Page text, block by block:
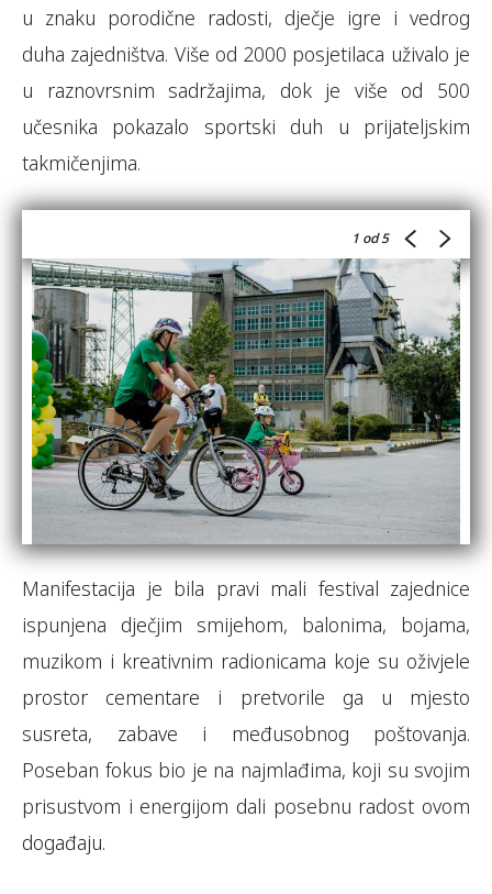
u znaku porodične radosti, dječje igre i vedrog
duha zajedništva. Više od 2000 posjetilaca uživalo je
u raznovrsnim sadržajima, dok je više od 500
učesnika pokazalo sportski duh u prijateljskim
takmičenjima.
1 od 5
Manifestacija je bila pravi mali festival zajednice
ispunjena dječjim smijehom, balonima, bojama,
muzikom i kreativnim radionicama koje su oživjele
prostor cementare i pretvorile ga u mjesto
susreta, zabave i međusobnog poštovanja.
Poseban fokus bio je na najmlađima, koji su svojim
prisustvom i energijom dali posebnu radost ovom
događaju.